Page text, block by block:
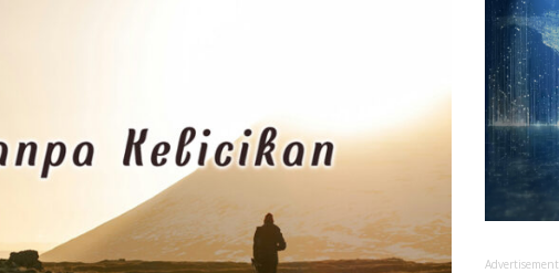
Advertisement